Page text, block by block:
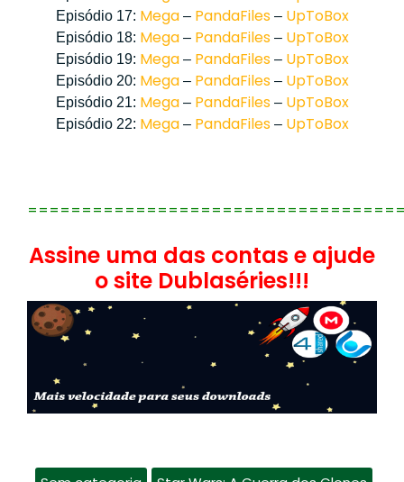
Episódio 17: Mega– PandaFiles– UpToBox
Episódio 18: Mega– PandaFiles– UpToBox
Episódio 19: Mega– PandaFiles– UpToBox
Episódio 20: Mega– PandaFiles– UpToBox
Episódio 21: Mega– PandaFiles– UpToBox
Episódio 22: Mega– PandaFiles– UpToBox
Assine uma das contas e ajude
o site Dublaséries!!!